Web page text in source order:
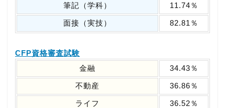
筆記（学科）
11.74％
面接（実技） 82.81％
CFP資格審査試験
金融
34.43％
不動産 36.86％
ライフ 36.52％